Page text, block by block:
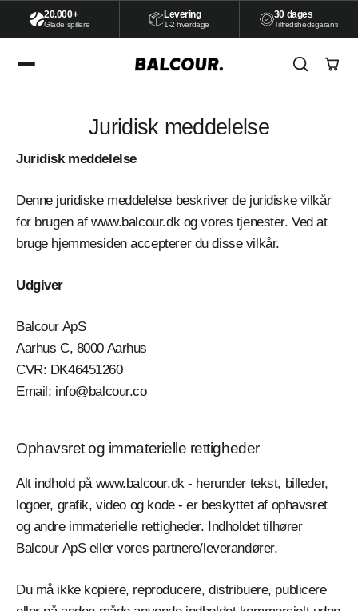
Videre
20.000+
Glade spillere
Levering
1-2 hverdage
30 dages
Tilfredshedsgaranti
Juridisk meddelelse
Juridisk meddelelse
Denne juridiske meddelelse beskriver de juridiske vilkår
for brugen af www.balcour.dk og vores tjenester. Ved at
bruge hjemmesiden accepterer du disse vilkår.
Udgiver
Balcour ApS
Aarhus C, 8000 Aarhus
CVR: DK46451260
Email: info@balcour.co
Ophavsret og immaterielle rettigheder
Alt indhold på www.balcour.dk - herunder tekst, billeder,
logoer, grafik, video og kode - er beskyttet af ophavsret
og andre immaterielle rettigheder. Indholdet tilhører
Balcour ApS eller vores partnere/leverandører.
Du må ikke kopiere, reproducere, distribuere, publicere